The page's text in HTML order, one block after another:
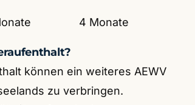
4 Monate
können ein weiteres AEWV
zu verbringen.